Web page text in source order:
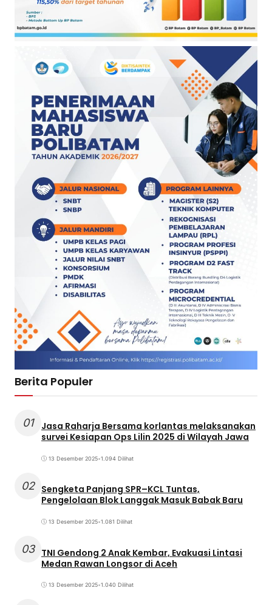
Berita Populer
01
Jasa Raharja Bersama korlantas melaksanakan
survei Kesiapan Ops Lilin 2025 di Wilayah Jawa
13 Desember 2025•1.094 Dilihat
02 Sengketa Panjang SPR–KCL Tuntas,
Pengelolaan Blok Langgak Masuk Babak Baru
13 Desember 2025•1.081 Dilihat
03 TNI Gendong 2 Anak Kembar, Evakuasi Lintasi
Medan Rawan Longsor di Aceh
13 Desember 2025•1.040 Dilihat